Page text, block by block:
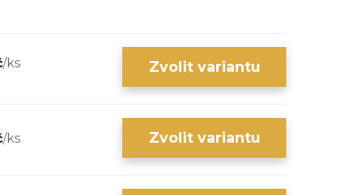
/ks Zvolit variantu
/ks Zvolit variantu